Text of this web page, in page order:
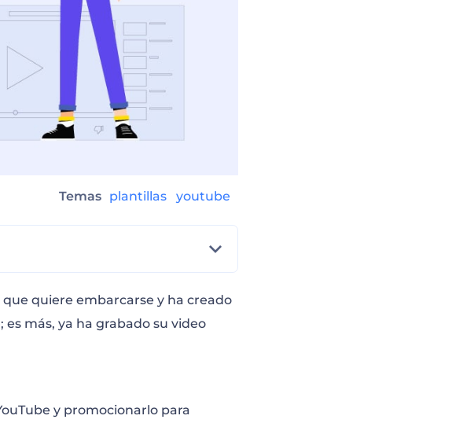
Temas plantillas youtube
quiere embarcarse y ha creado
más, ya ha grabado su video
y promocionarlo para